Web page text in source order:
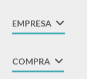
EMPRESA
COMPRA